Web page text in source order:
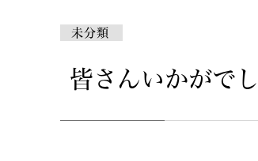
未分類
皆さんいかがで